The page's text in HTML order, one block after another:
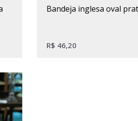
bandeja inglesa oval
R$ 46,20